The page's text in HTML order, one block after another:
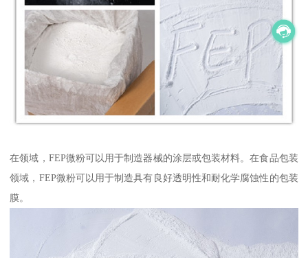
在领域，FEP微粉可以用于制造器械的涂层或包装材料。在食品包装
领域，FEP微粉可以用于制造具有良好透明性和耐化学腐蚀性的包装
膜。